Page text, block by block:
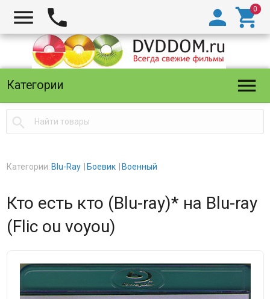
  

Категории 

Категории: Blu-Ray Боевик Военный
Кто есть кто (Blu-ray)* на Blu-ray
(Flic ou voyou)